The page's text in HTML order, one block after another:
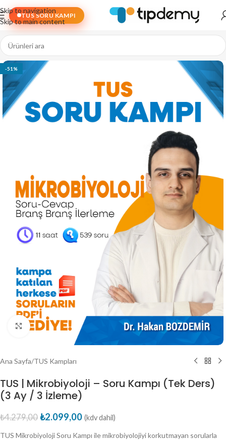
Skip to navigation
Skip to main content
TUS SORU KAMPI
-51%
Büyütmek için tıklayın
Ana Sayfa/TUS Kampları
TUS | Mikrobiyoloji – Soru Kampı (Tek Ders)
(3 Ay / 3 İzleme)
₺4.279,00 ₺2.099,00 (kdv dahil)
TUS Mikrobiyoloji Soru Kampı ile mikrobiyolojiyi korkutmayan sorularla